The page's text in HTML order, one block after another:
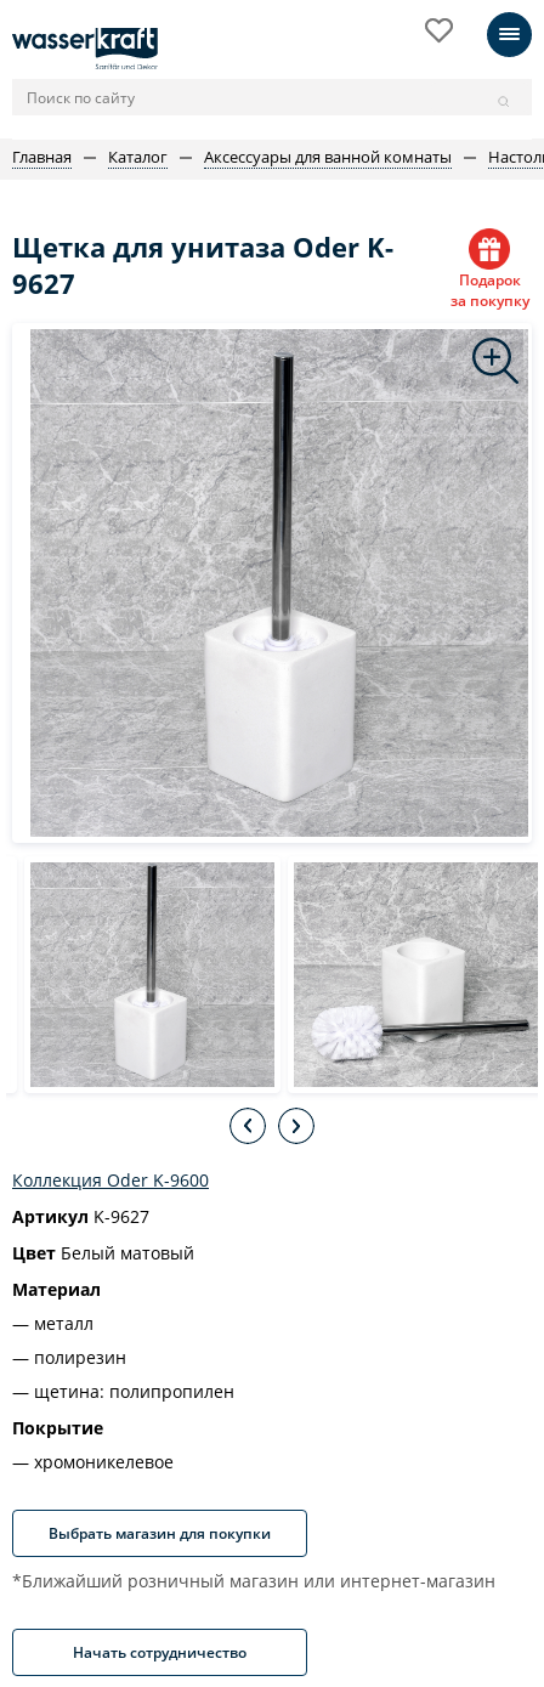
Главная Каталог Аксессуары для ванной комнаты
Щетка для унитаза Oder K-
9627
Подарок
за покупку
Коллекция Oder K-9600
Артикул K-9627
Цвет Белый матовый
Материал
металл
полирезин
щетина: полипропилен
Покрытие
хромоникелевое
Выбрать магазин для покупки
*Ближайший розничный магазин или интернет-магазин
Начать сотрудничество